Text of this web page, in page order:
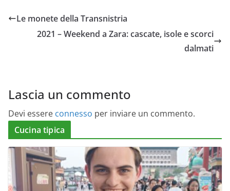
Le monete della Transnistria
2021 – Weekend a Zara: cascate, isole e scorci
dalmati
Lascia un commento
Devi essere connesso per inviare un commento.
Cucina tipica